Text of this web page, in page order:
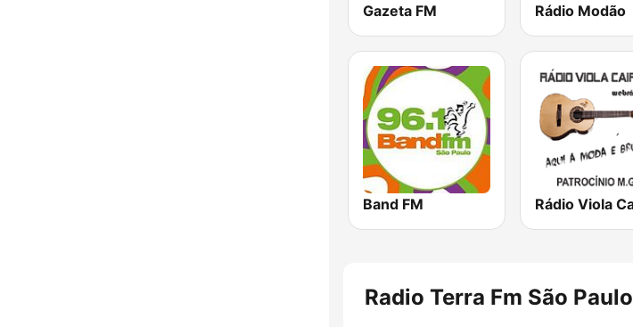
Gazeta FM Rádio Modão
Band FM
Radio Terra Fm São Paulo